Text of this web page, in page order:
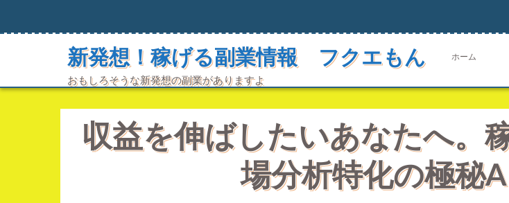
テ
ス
新発想！稼げる副業情報 フクエもん
おもしろそうな新発想の副業がありますよ
ホーム
収益を伸ばしたいあなたへ。
場分析特化の極秘